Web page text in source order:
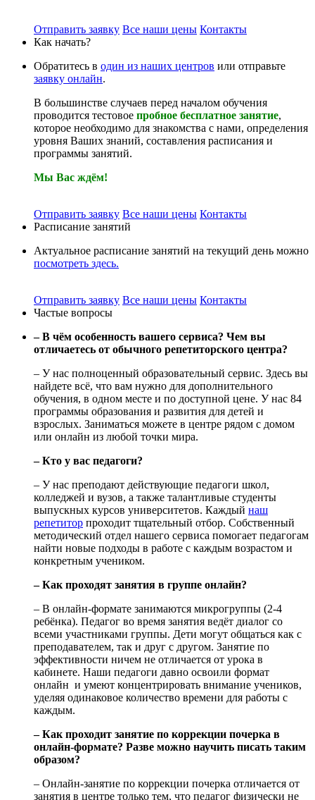
Отправить заявку Все наши цены Контакты
Как начать?
Обратитесь в один из наших центров или отправьте
заявку онлайн.
В большинстве случаев перед началом обучения
проводится тестовое пробное бесплатное занятие,
которое необходимо для знакомства с нами, определения
уровня Ваших знаний, составления расписания и
программы занятий.
Мы Вас ждём!
Отправить заявку Все наши цены Контакты
Расписание занятий
Актуальное расписание занятий на текущий день можно
посмотреть здесь.
Отправить заявку Все наши цены Контакты
Частые вопросы
– В чём особенность вашего сервиса? Чем вы
отличаетесь от обычного репетиторского центра?
– У нас полноценный образовательный сервис. Здесь вы
найдете всё, что вам нужно для дополнительного
обучения, в одном месте и по доступной цене. У нас 84
программы образования и развития для детей и
взрослых. Заниматься можете в центре рядом с домом
или онлайн из любой точки мира.
– Кто у вас педагоги?
– У нас преподают действующие педагоги школ,
колледжей и вузов, а также талантливые студенты
выпускных курсов университетов. Каждый наш
репетитор проходит тщательный отбор. Собственный
методический отдел нашего сервиса помогает педагогам
найти новые подходы в работе с каждым возрастом и
конкретным учеником.
– Как проходят занятия в группе онлайн?
– В онлайн-формате занимаются микрогруппы (2-4
ребёнка). Педагог во время занятия ведёт диалог со
всеми участниками группы. Дети могут общаться как с
преподавателем, так и друг с другом. Занятие по
эффективности ничем не отличается от урока в
кабинете. Наши педагоги давно освоили формат
онлайн и умеют концентрировать внимание учеников,
уделяя одинаковое количество времени для работы с
каждым.
– Как проходит занятие по коррекции почерка в
онлайн-формате? Разве можно научить писать таким
образом?
– Онлайн-занятие по коррекции почерка отличается от
занятия в центре только тем, что педагог физически не